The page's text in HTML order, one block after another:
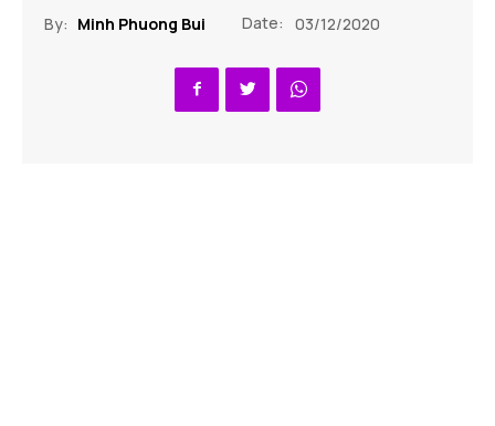
By: Minh Phuong Bui Date: 03/12/2020